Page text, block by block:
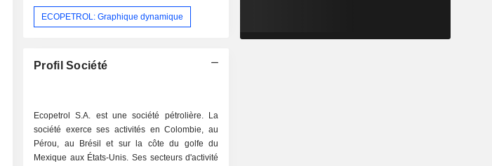
ECOPETROL: Graphique dynamique
Profil Société
Ecopetrol S.A. est une société pétrolière. La
société exerce ses activités en Colombie, au
Pérou, au Brésil et sur la côte du golfe du
Mexique aux États-Unis. Ses secteurs d'activité